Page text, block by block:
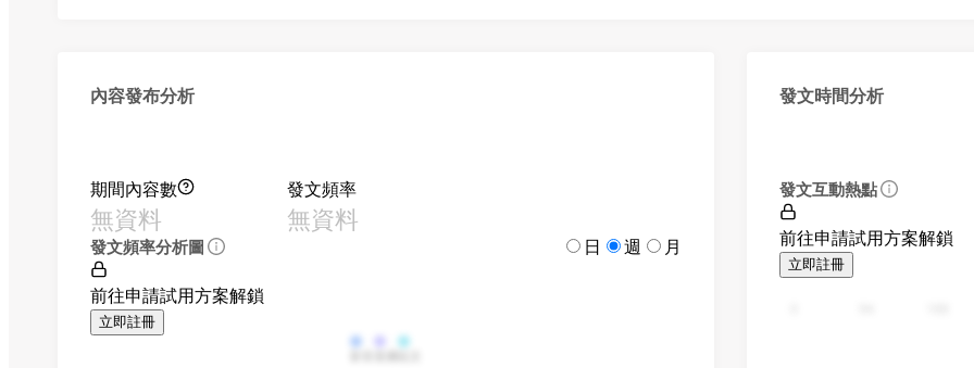
內容發布分析
期間內容數
無資料
發文頻率
無資料
發文頻率分析圖 日 週 月
前往申請試用方案解鎖
立即註冊
發文時間分析
發文互動熱點
前往申請試用方案解鎖
立即註冊